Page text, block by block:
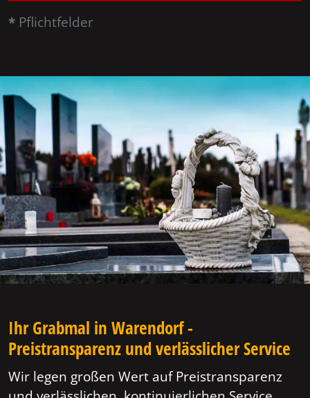
* Pflichtfelder
Ihr Grabmal in Warendorf -
Preistransparenz und verlässlicher Service
Wir legen großen Wert auf Preistransparenz